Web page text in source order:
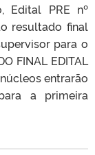
Edital PRE nº
resultado final
para o
FINAL EDITAL
entrarão
a primeira